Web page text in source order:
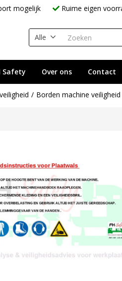
mogelijk Ruime eigen
Alle
Safety Over ons Contact
Borden machine